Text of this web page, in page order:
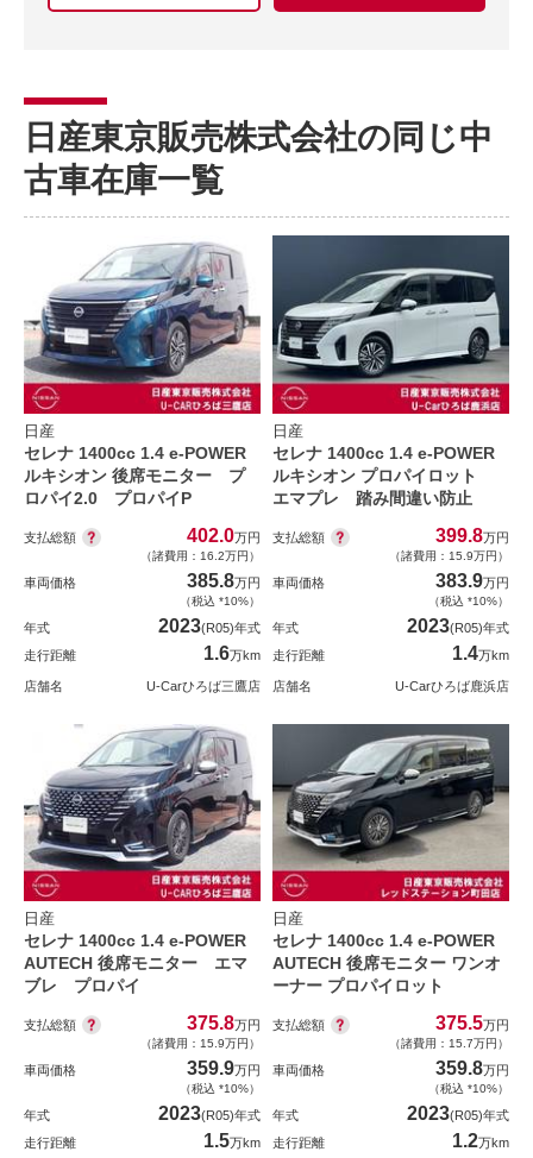
日産東京販売株式会社の同じ中
古車在庫一覧
日産
セレナ 1400cc 1.4 e-POWER
ルキシオン 後席モニター プ
ロパイ2.0 プロパイP
支払総額 402.0万円
（諸費用：16.2万円）
車両価格 385.8万円
（税込 *10%）
年式 2023(R05)年式
走行距離
1.6万km
店舗名 U-Carひろば三鷹店
日産
セレナ 1400cc 1.4 e-POWER
ルキシオン プロパイロット
エマプレ 踏み間違い防止
支払総額 399.8万円
（諸費用：15.9万円）
車両価格 383.9万円
（税込 *10%）
年式 2023(R05)年式
走行距離
1.4万km
店舗名 U-Carひろば鹿浜店
日産
セレナ 1400cc 1.4 e-POWER
AUTECH 後席モニター エマ
ブレ プロパイ
支払総額 375.8万円
（諸費用：15.9万円）
車両価格 359.9万円
（税込 *10%）
年式 2023(R05)年式
走行距離
1.5万km
日産
セレナ 1400cc 1.4 e-POWER
AUTECH 後席モニター ワンオ
ーナー プロパイロット
支払総額 375.5万円
（諸費用：15.7万円）
車両価格 359.8万円
（税込 *10%）
年式 2023(R05)年式
走行距離
1.2万km